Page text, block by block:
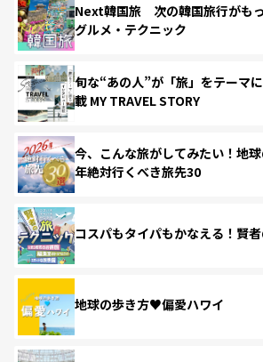
Next韓国旅 次の韓国旅行がも
グルメ・テクニック
旬な“あの人”が「旅」をテーマ
載 MY TRAVEL STORY
今、こんな旅がしてみたい！地
年絶対行くべき旅先30
コスパもタイパもかなえる！賢
地球の歩き方♥偏愛ハワイ